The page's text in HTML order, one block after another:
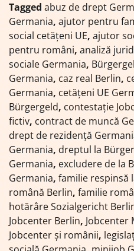
Tagged abuz de drept
Germania, ajutor pentru
social cetățeni UE, ajutor
pentru români, analiză
sociale Germania,
Germania, caz real Berlin,
Germania, cetățeni UE
Bürgergeld, contestație
fictiv, contract de muncă
drept de rezidență
Germania, dreptul la
Germania, excludere de la
Germania, familie respinsă
română Berlin, familie
hotărâre Sozialgericht
Jobcenter Berlin, Jobcenter
Jobcenter și românii,